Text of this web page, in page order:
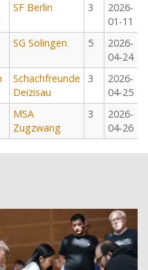
SF Berlin 3
2026-
01-11
SG Solingen 5
2026-
04-24
Schachfreunde
Deizisau
3
2026-
04-25
MSA
Zugzwang
3
2026-
04-26